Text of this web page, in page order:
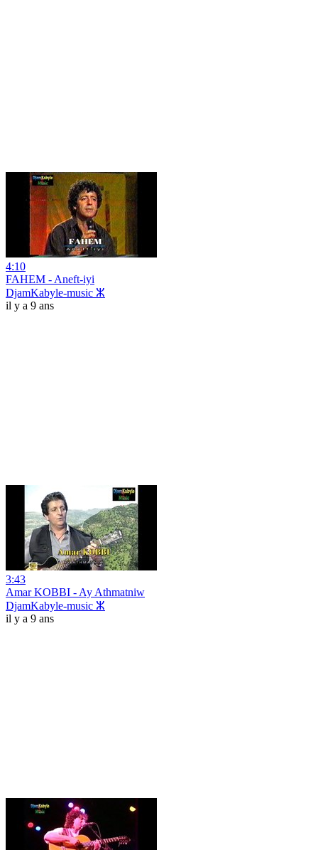
4:10
FAHEM - Aneft-iyi
DjamKabyle-music ⵣ
il y a 9 ans
3:43
Amar KOBBI - Ay Athmatniw
DjamKabyle-music ⵣ
il y a 9 ans